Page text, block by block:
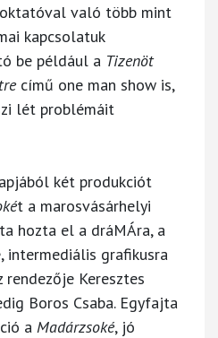
való több mint
kapcsolatuk
be például a Tizenöt
című one man show is,
lét problémáit
két produkciót
t a marosvásárhelyi
hozta el a dráMÁra, a
intermediális grafikusra
Keresztes
Boros Csaba. Egyfajta
a Madárzsoké, jó